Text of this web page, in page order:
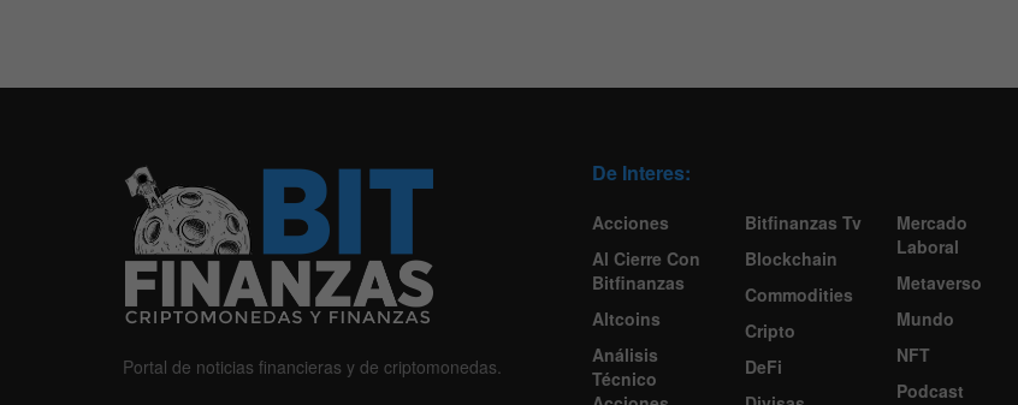
Portal de noticias financieras y de criptomonedas.
De Interes:
Acciones
Al Cierre Con
Bitfinanzas
Altcoins
Análisis
Técnico
Bitfinanzas Tv
Blockchain
Commodities
Cripto
DeFi
Mercado
Laboral
Metaverso
Mundo
NFT
Podcast